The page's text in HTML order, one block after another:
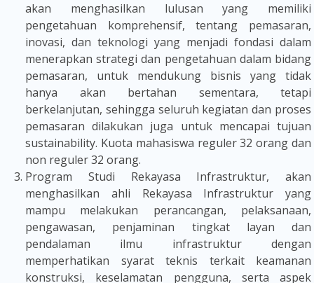
akan menghasilkan lulusan yang memiliki
pengetahuan komprehensif, tentang pemasaran,
inovasi, dan teknologi yang menjadi fondasi dalam
menerapkan strategi dan pengetahuan dalam bidang
pemasaran, untuk mendukung bisnis yang tidak
hanya akan bertahan sementara, tetapi
berkelanjutan, sehingga seluruh kegiatan dan proses
pemasaran dilakukan juga untuk mencapai tujuan
sustainability. Kuota mahasiswa reguler 32 orang dan
non reguler 32 orang.
Program Studi Rekayasa Infrastruktur, akan
menghasilkan ahli Rekayasa Infrastruktur yang
mampu melakukan perancangan, pelaksanaan,
pengawasan, penjaminan tingkat layan dan
pendalaman ilmu infrastruktur dengan
memperhatikan syarat teknis terkait keamanan
konstruksi, keselamatan pengguna, serta aspek